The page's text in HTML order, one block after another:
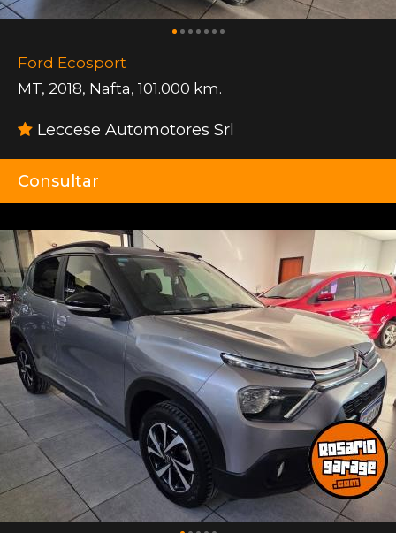
Ford Ecosport
MT, 2018, Nafta, 101.000 km.
Leccese Automotores Srl
Consultar